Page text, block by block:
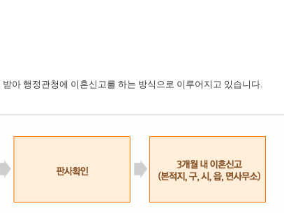
아 행정관청에 이혼신고를 하는 방식으로 이루어지고 있습니다.